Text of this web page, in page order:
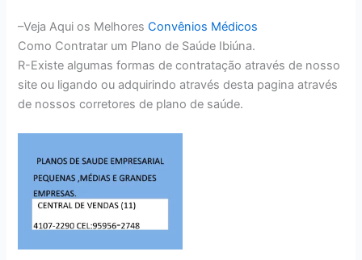
–Veja Aqui os MelhoresConvênios Médicos
Como Contratar um Plano de Saúde Ibiúna.
R-Existe algumas formas de contratação através de nosso
site ou ligando ou adquirindo através desta pagina através
de nossos corretores de plano de saúde.